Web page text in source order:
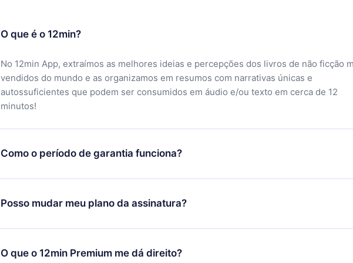
O que é o 12min?
No 12min App, extraímos as melhores ideias e percepções dos livros de não ficção
vendidos do mundo e as organizamos em resumos com narrativas únicas e
autossuficientes que podem ser consumidos em áudio e/ou texto em cerca de 12
minutos!
Como o período de garantia funciona?
Você pode baixar nosso aplicativo e começar a aproveitar nossa biblioteca. Se por
motivo não ficar satisfeito com nossa plataforma, basta entrar em contato com nossa
equipe de suporte (contato@12min.com) em até 7 dias após a compra e solicitar o
Posso mudar meu plano da assinatura?
Sim, mas a mudança só se aplicará a partir do próximo período de cobrança. Por
exemplo, se você decidiu mudar sua assinatura mensal para anual, após confirmar a
O que o 12min Premium me dá direito?